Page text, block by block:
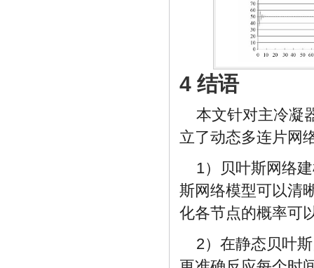
4 结语
本文针对主冷凝
立了动态多连片网
1）贝叶斯网络
斯网络模型可以清
化各节点的概率可
2）在静态贝叶